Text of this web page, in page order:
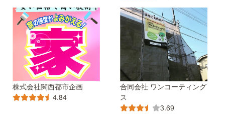
株式会社関西都市企画
4.84
合同会社 ワンコーティング
ス
3.69